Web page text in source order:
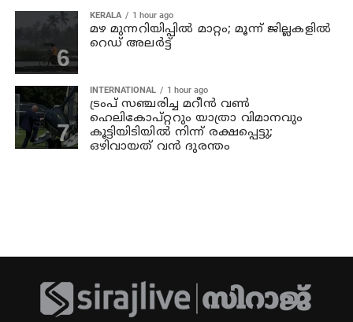
KERALA 1 hour ago
മഴ മുന്നറിയിപ്പില്‍ മാറ്റം; മൂന്ന് ജില്ലകളില്‍
റെഡ് അലര്‍ട്ട്
INTERNATIONAL 1 hour ago
ട്രംപ് സഞ്ചരിച്ച മറീൻ വൺ
ഹെലികോപ്റ്ററും യാത്രാ വിമാനവും
കൂട്ടിയിടിയിൽ നിന്ന് രക്ഷപ്പെട്ടു;
ഒഴിവായത് വൻ ദുരന്തം